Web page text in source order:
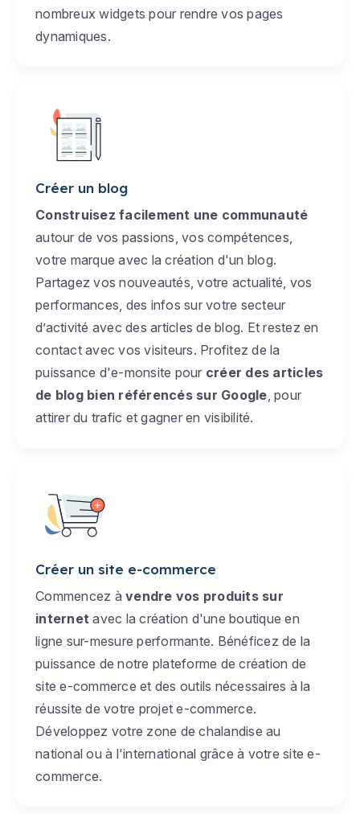
nombreux widgets pour rendre vos pages
dynamiques.
Créer un blog
Construisez facilement une communauté
autour de vos passions, vos compétences,
votre marque avec la création d'un blog.
Partagez vos nouveautés, votre actualité, vos
performances, des infos sur votre secteur
d’activité avec des articles de blog. Et restez en
contact avec vos visiteurs. Profitez de la
puissance d'e-monsite pour créer des articles
de blog bien référencés sur Google , pour
attirer du trafic et gagner en visibilité.
Créer un site e-commerce
Commencez à vendre vos produits sur
internet avec la création d'une boutique en
ligne sur-mesure performante. Bénéficez de la
puissance de notre plateforme de création de
site e-commerce et des outils nécessaires à la
réussite de votre projet e-commerce.
Développez votre zone de chalandise au
national ou à l'international grâce à votre site e-
commerce.